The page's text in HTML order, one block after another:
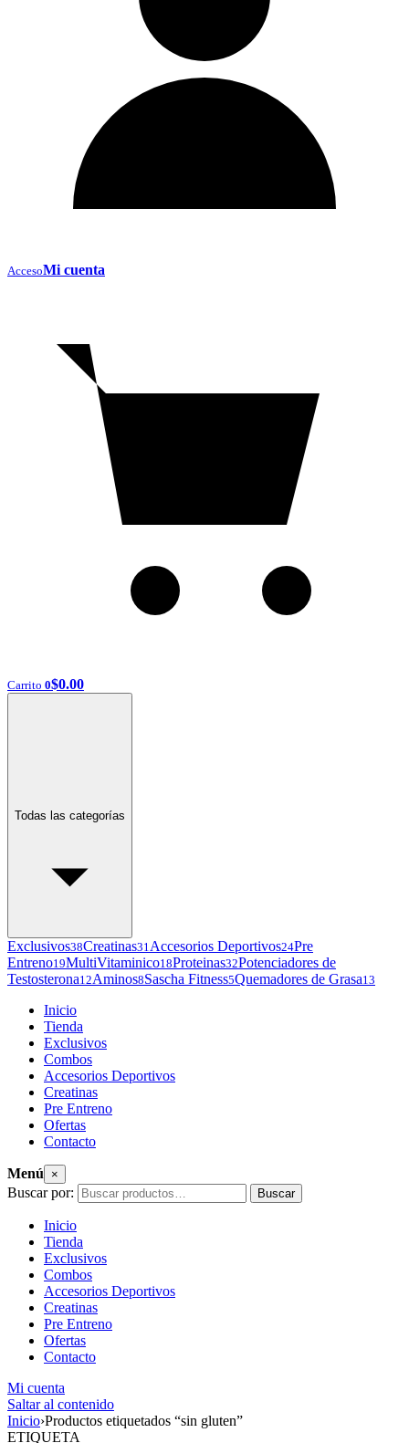
AccesoMi cuenta
Carrito 0$0.00
Todas las categorías
Exclusivos38Creatinas31Accesorios Deportivos24Pre
Entreno19MultiVitaminico18Proteinas32Potenciadores de
Testosterona12Aminos8Sascha Fitness5Quemadores de Grasa13
Inicio
Tienda
Exclusivos
Combos
Accesorios Deportivos
Creatinas
Pre Entreno
Ofertas
Contacto
Menú ×
Buscar por: Buscar
Inicio
Tienda
Exclusivos
Combos
Accesorios Deportivos
Creatinas
Pre Entreno
Ofertas
Contacto
Mi cuenta
Saltar al contenido
Inicio›Productos etiquetados “sin gluten”
ETIQUETA